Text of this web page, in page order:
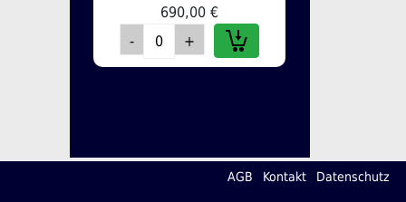
690,00 €
AGB Kontakt Datenschutz